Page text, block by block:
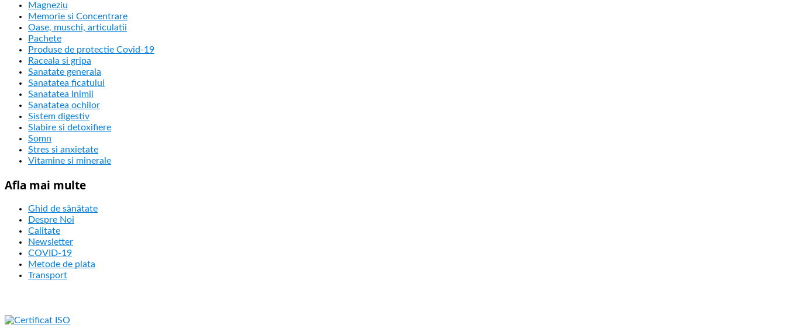
Magneziu
Memorie si Concentrare
Oase, muschi, articulatii
Pachete
Produse de protectie Covid-19
Raceala si gripa
Sanatate generala
Sanatatea ficatului
Sanatatea Inimii
Sanatatea ochilor
Sistem digestiv
Slabire si detoxifiere
Somn
Stres si anxietate
Vitamine si minerale
Afla mai multe
Ghid de sănătate
Despre Noi
Calitate
Newsletter
COVID-19
Metode de plata
Transport